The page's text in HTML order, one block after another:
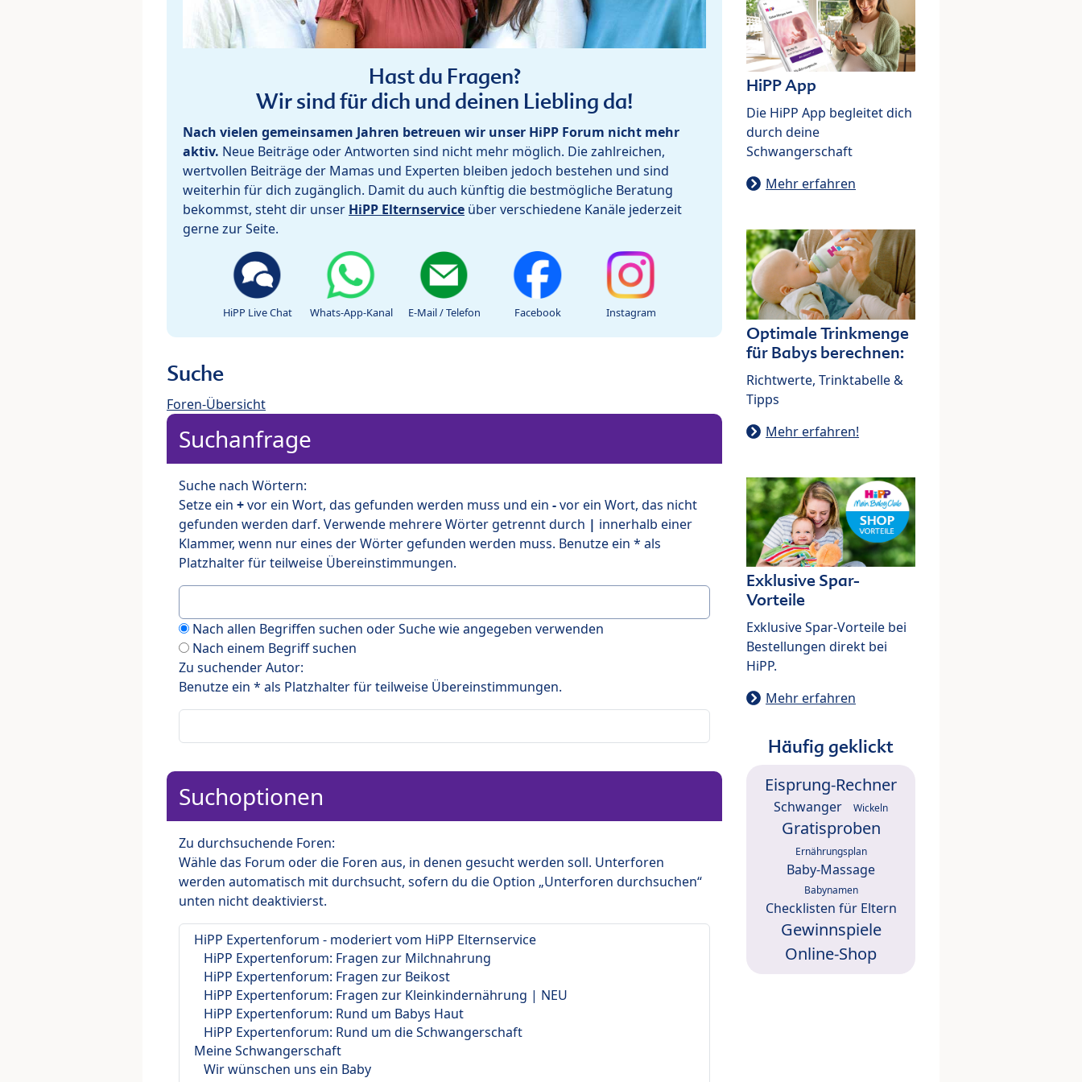
Hast du Fragen?
Wir sind für dich und deinen Liebling da!
Nach vielen gemeinsamen Jahren betreuen wir unser HiPP Forum nicht mehr
aktiv. Neue Beiträge oder Antworten sind nicht mehr möglich. Die zahlreichen,
wertvollen Beiträge der Mamas und Experten bleiben jedoch bestehen und sind
weiterhin für dich zugänglich. Damit du auch künftig die bestmögliche Beratung
bekommst, steht dir unser HiPP Elternservice über verschiedene Kanäle jederzeit
gerne zur Seite.
HiPP Live Chat Whats-App-Kanal E-Mail / Telefon Facebook Instagram
Suche
Foren-Übersicht
Suchanfrage
Suche nach Wörtern:
Setze ein +vor ein Wort, das gefunden werden muss und ein -vor ein Wort, das nicht
gefunden werden darf. Verwende mehrere Wörter getrennt durch | innerhalb einer
Klammer, wenn nur eines der Wörter gefunden werden muss. Benutze ein * als
Platzhalter für teilweise Übereinstimmungen.
Nach allen Begriffen suchen oder Suche wie angegeben verwenden
Nach einem Begriff suchen
Zu suchender Autor:
Benutze ein * als Platzhalter für teilweise Übereinstimmungen.
Suchoptionen
Zu durchsuchende Foren:
Wähle das Forum oder die Foren aus, in denen gesucht werden soll. Unterforen
werden automatisch mit durchsucht, sofern du die Option „Unterforen durchsuchen“
unten nicht deaktivierst.
HiPP App
Die HiPP App begleitet dich
durch deine
Schwangerschaft
Mehr erfahren
Optimale Trinkmenge
für Babys berechnen:
Richtwerte, Trinktabelle &
Tipps
Mehr erfahren!
Exklusive Spar-
Vorteile
Exklusive Spar-Vorteile bei
Bestellungen direkt bei
HiPP.
Mehr erfahren
Häufig geklickt
Eisprung-Rechner
Schwanger Wickeln
Gratisproben
Ernährungsplan
Baby-Massage
Babynamen
Checklisten für Eltern
Gewinnspiele
Online-Shop